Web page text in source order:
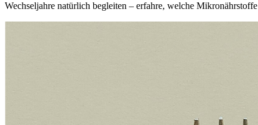
Wechseljahre natürlich begleiten – erfahre, welche